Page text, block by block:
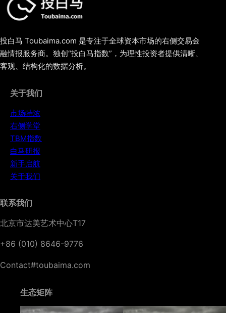
投白马 Toubaima.com 是专注于全球资本市场的右侧交易金
融情报服务商。独创“投白马指数”，为理性投资者提供清晰、
客观、结构化的数据分析。
关于我们
市场特浓
右侧学堂
TBM指数
白马研报
新手启航
关于我们
联系我们
北京市达美艺术中心T17
+86 (010) 8646-9776
Contact#toubaima.com
生态矩阵